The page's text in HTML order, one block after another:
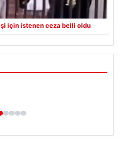
için istenen ceza belli oldu